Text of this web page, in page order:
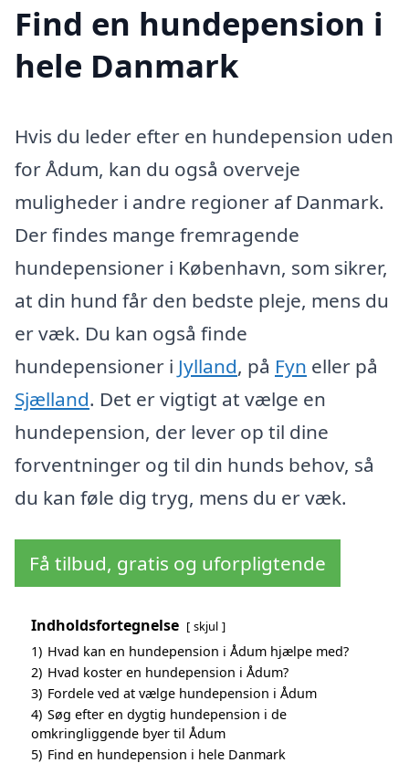
Find en hundepension i
hele Danmark
Hvis du leder efter en hundepension uden
for Ådum, kan du også overveje
muligheder i andre regioner af Danmark.
Der findes mange fremragende
hundepensioner i København, som sikrer,
at din hund får den bedste pleje, mens du
er væk. Du kan også finde
hundepensioner i Jylland, på Fyn eller på
Sjælland. Det er vigtigt at vælge en
hundepension, der lever op til dine
forventninger og til din hunds behov, så
du kan føle dig tryg, mens du er væk.
Få tilbud, gratis og uforpligtende
Indholdsfortegnelse skjul
1) Hvad kan en hundepension i Ådum hjælpe med?
2) Hvad koster en hundepension i Ådum?
3) Fordele ved at vælge hundepension i Ådum
4) Søg efter en dygtig hundepension i de
omkringliggende byer til Ådum
5) Find en hundepension i hele Danmark